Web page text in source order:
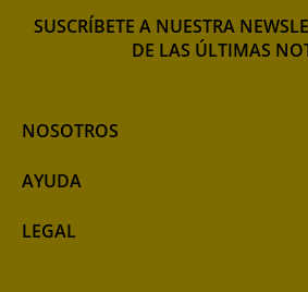
NOSOTROS
AYUDA
LEGAL
SUSCRÍBETE A NUESTRA
DE LAS ÚLTIMAS